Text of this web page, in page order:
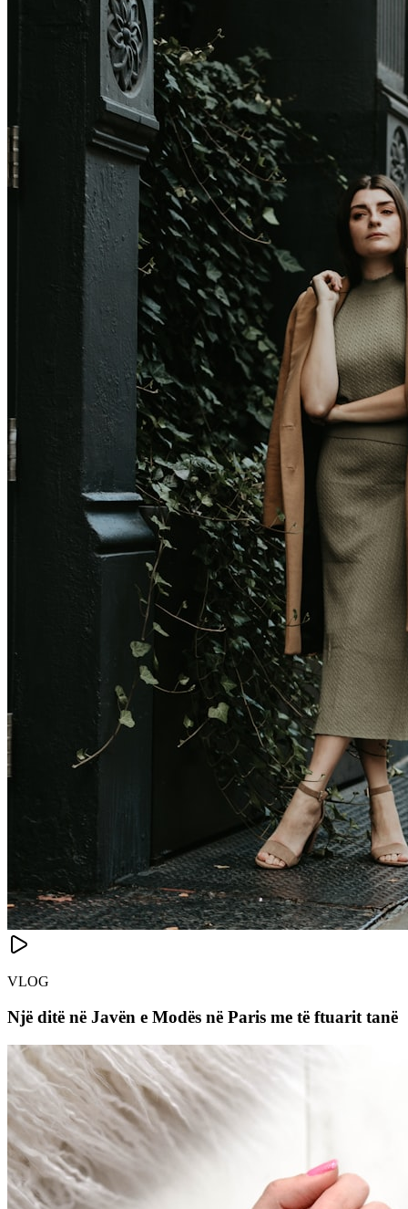
VLOG
Një ditë në Javën e Modës në Paris me të ftuarit tanë